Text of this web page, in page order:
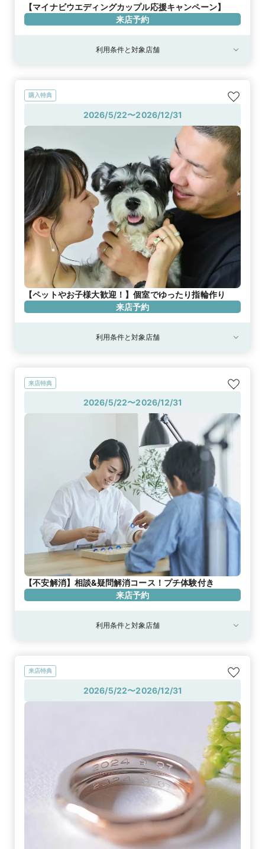
【マイナビウエディングカップル応援キャンペーン】
来店予約
利用条件と対象店舗
購入特典
2026/5/22〜2026/12/31
【ペットやお子様大歓迎！】個室でゆったり指輪作り
来店予約
利用条件と対象店舗
来店特典
2026/5/22〜2026/12/31
【不安解消】相談&疑問解消コース！プチ体験付き
来店予約
利用条件と対象店舗
来店特典
2026/5/22〜2026/12/31